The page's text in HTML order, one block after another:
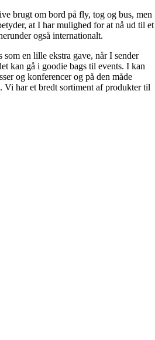
brugt om bord på fly, tog og bus, men
at I har mulighed for at nå ud til et
også internationalt.
en lille ekstra gave, når I sender
kan gå i goodie bags til events. I kan
og konferencer og på den måde
Vi har et bredt sortiment af produkter til